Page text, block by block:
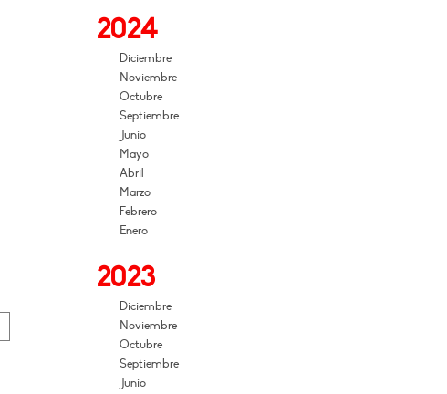
2024
Diciembre
Noviembre
Octubre
Septiembre
Junio
Mayo
Abril
Marzo
Febrero
Enero
2023
Diciembre
Noviembre
Octubre
Septiembre
Junio